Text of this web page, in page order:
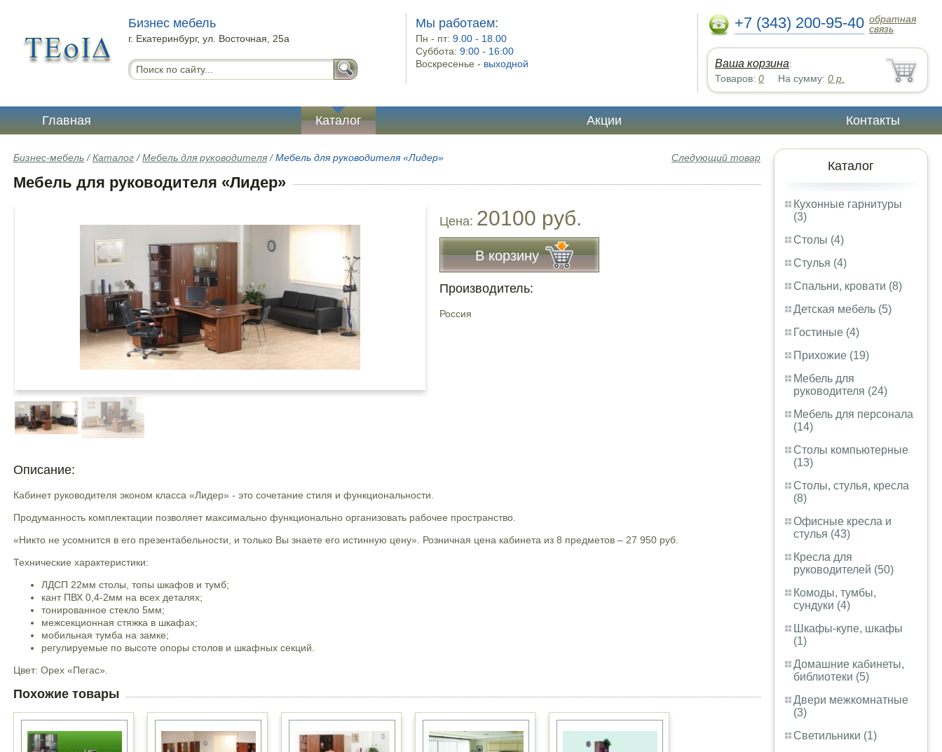
Бизнес мебель
г. Екатеринбург, ул. Восточная, 25а
Мы работаем:
Пн - пт:9.00 - 18.00
Суббота:9:00 - 16:00
Воскресенье - выходной
+7 (343) 200-95-40 обратная
связь
Ваша корзина:
Товаров: 0 На сумму: 0 р.
Главная Каталог Акции Контакты
Каталог
Кухонные гарнитуры
(3)
Столы (4)
Стулья (4)
Спальни, кровати (8)
Детская мебель (5)
Гостиные (4)
Прихожие (19)
Мебель для
руководителя (24)
Мебель для персонала
(14)
Столы компьютерные
(13)
Столы, стулья, кресла
(8)
Офисные кресла и
стулья (43)
Кресла для
руководителей (50)
Комоды, тумбы,
сундуки (4)
Шкафы-купе, шкафы
(1)
Домашние кабинеты,
библиотеки (5)
Двери межкомнатные
(3)
Светильники (1)
Следующий товар
Бизнес-мебель /Каталог /Мебель для руководителя /Мебель для руководителя «Лидер»
Мебель для руководителя «Лидер»
Цена: 20100 руб.
В корзину
Производитель:
Россия
Описание:
Кабинет руководителя эконом класса «Лидер» - это сочетание стиля и функциональности.
Продуманность комплектации позволяет максимально функционально организовать рабочее пространство.
«Никто не усомнится в его презентабельности, и только Вы знаете его истинную цену». Розничная цена кабинета из 8 предметов – 27 950 руб.
Технические характеристики:
ЛДСП 22мм столы, топы шкафов и тумб;
кант ПВХ 0,4-2мм на всех деталях;
тонированное стекло 5мм;
межсекционная стяжка в шкафах;
мобильная тумба на замке;
регулируемые по высоте опоры столов и шкафных секций.
Цвет: Орех «Пегас».
Похожие товары